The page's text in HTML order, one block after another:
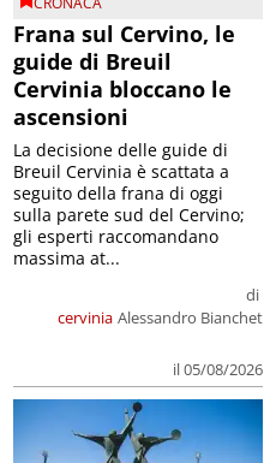
Frana sul Cervino, le
guide di Breuil
Cervinia bloccano le
ascensioni
cervinia
di
Alessandro Bianchet
il 05/08/2026
La decisione delle guide di
Breuil Cervinia è scattata a
seguito della frana di oggi
sulla parete sud del Cervino;
gli esperti raccomandano
massima at...